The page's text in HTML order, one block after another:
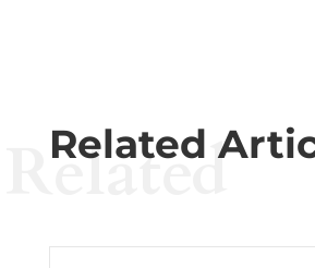
Related
Related